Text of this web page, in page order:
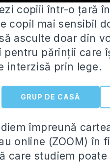
copiii într-o țară
copil mai sensibil
asculte doar din
pentru părinții care
interzisă prin lege.
GRUP DE CASĂ
împreună
online (ZOOM) în
care studiem